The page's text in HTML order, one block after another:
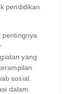
pendidikan
pentingnya
yang
sosial.
dalam